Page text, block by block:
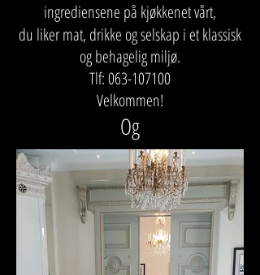
ingrediensene på kjøkkenet vårt,
du liker mat, drikke og selskap i et klassisk
og behagelig miljø.
Tlf:063-107100
Velkommen!
Og